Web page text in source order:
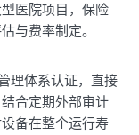
医院项目，保险
与费率制定。
理体系认证，直接
合定期外部审计
备在整个运行寿